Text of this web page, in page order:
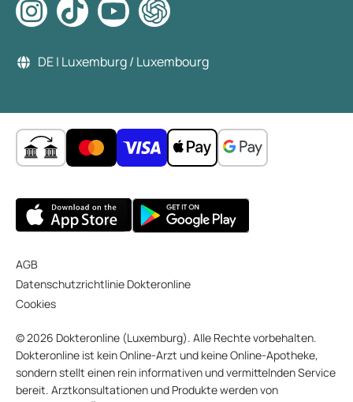
DE | Luxemburg / Luxembourg
AGB
Datenschutzrichtlinie Dokteronline
Cookies
© 2026 Dokteronline (Luxemburg). Alle Rechte vorbehalten.
Dokteronline ist kein Online-Arzt und keine Online-Apotheke,
sondern stellt einen rein informativen und vermittelnden Service
bereit. Arztkonsultationen und Produkte werden von